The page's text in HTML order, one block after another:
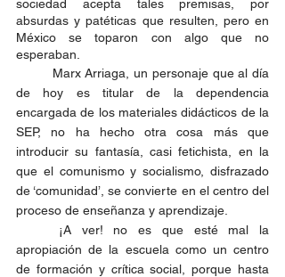
sociedad acepta tales premisas, por
absurdas y patéticas que resulten, pero en
México se toparon con algo que no
esperaban.
de hoy es titular de la dependencia
encargada de los materiales didácticos de la
SEP, no ha hecho otra cosa más que
introducir su fantasía, casi fetichista, en la
que el comunismo y socialismo, disfrazado
de ‘comunidad’, se convierte en el centro del
proceso de enseñanza y aprendizaje.
apropiación de la escuela como un centro
de formación y crítica social, porque hasta